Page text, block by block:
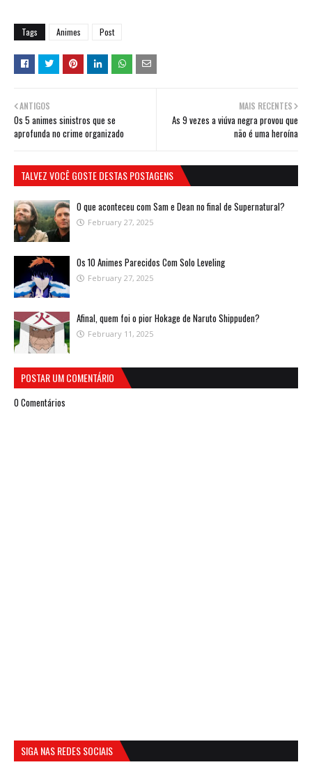
Tags Animes Post
MAIS RECENTES
As 9 vezes a viúva negra provou que
não é uma heroína
ANTIGOS
Os 5 animes sinistros que se
aprofunda no crime organizado
TALVEZ VOCÊ GOSTE DESTAS POSTAGENS
O que aconteceu com Sam e Dean no final de Supernatural?
February 27, 2025
Os 10 Animes Parecidos Com Solo Leveling
February 27, 2025
Afinal, quem foi o pior Hokage de Naruto Shippuden?
February 11, 2025
POSTAR UM COMENTÁRIO
0 Comentários
SIGA NAS REDES SOCIAIS